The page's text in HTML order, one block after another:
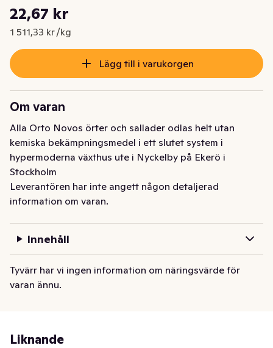
Nuvarande pris är: 22,67 kr
22,67 kr
1 511,33 kr /kg
Styckpris: 1 511,33 kr /kg
Lägg till i varukorgen
Om varan
Alla Orto Novos örter och sallader odlas helt utan
kemiska bekämpningsmedel i ett slutet system i
hypermoderna växthus ute i Nyckelby på Ekerö i
Stockholm
Leverantören har inte angett någon detaljerad
information om varan.
Innehåll
Tyvärr har vi ingen information om näringsvärde för
varan ännu.
Liknande